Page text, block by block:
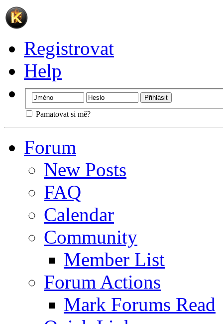
Registrovat
Help
Pamatovat si mě?
Forum
New Posts
FAQ
Calendar
Community
Member List
Forum Actions
Mark Forums Read